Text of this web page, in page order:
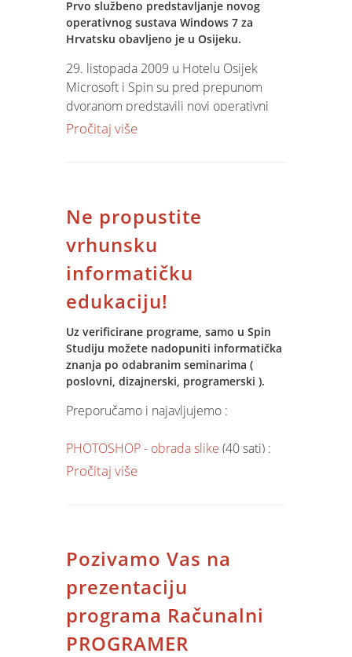
Prvo službeno predstavljanje novog
operativnog sustava Windows 7 za
Hrvatsku obavljeno je u Osijeku.
29. listopada 2009 u Hotelu Osijek
Microsoft i Spin su pred prepunom
dvoranom predstavili novi operativni
sustav Windows 7. Osim Windows 7
Kako je bilo pogledajte u
galeriji!
Pročitaj više
Ne propustite
vrhunsku
informatičku
edukaciju!
Uz verificirane programe, samo u Spin
Studiju možete nadopuniti informatička
znanja po odabranim seminarima (
poslovni, dizajnerski, programerski ).
Preporučamo i najavljujemo :
PHOTOSHOP - obrada slike (40 sati) :
22.listopad od 16.15 h
MS Excel - napredni(20 sati) : 17.11. od
16.00 h
ACCESS - relacijske baze podataka(20
sati) : 17.11. od 16.00 h
Pročitaj više
Pozivamo Vas na
prezentaciju
programa Računalni
PROGRAMER